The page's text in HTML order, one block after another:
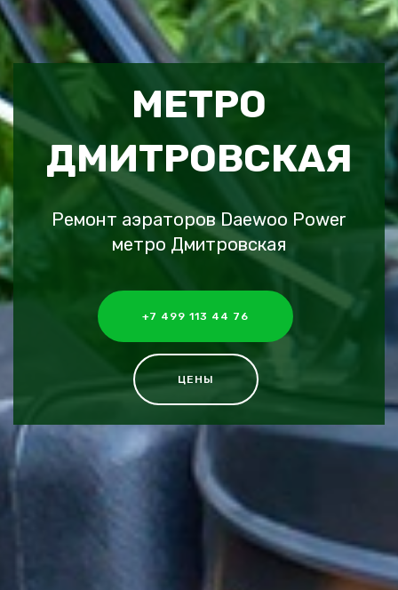
МЕТРО
ДМИТРОВСКАЯ
Ремонт аэраторов Daewoo Power
метро Дмитровская
+7 499 113 44 76
ЦЕНЫ